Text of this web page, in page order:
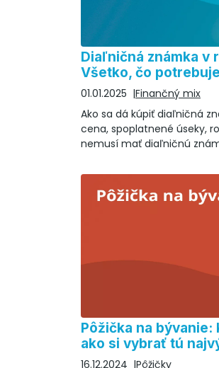
Diaľničná známka v
Všetko, čo
01.01.2025
Finančný mix
Ako sa dá kúpiť diaľničná
cena, spoplatnené úseky,
nemusí mať diaľničnú
roku 2026.
Pôžička na bývanie:
ako si vybrať tú
16.12.2024
Pôžičky